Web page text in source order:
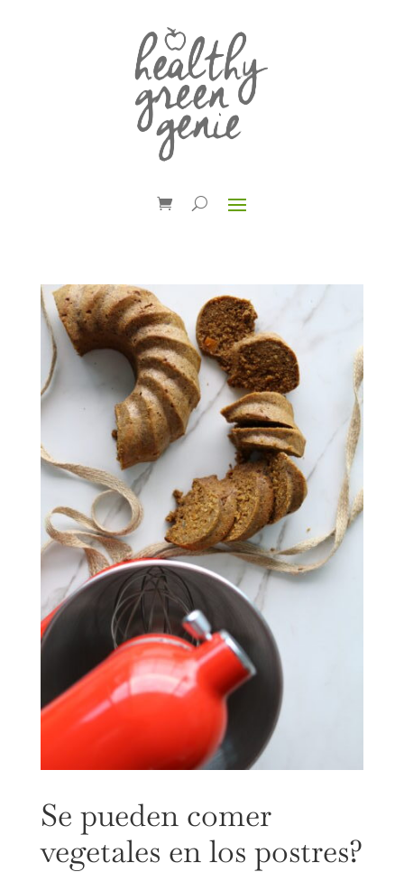
Se pueden comer
vegetales en los postres?